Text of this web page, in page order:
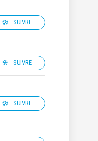
SUIVRE
SUIVRE
SUIVRE